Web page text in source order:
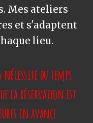
Mes ateliers
et s'adaptent
lieu.
dutemps
la réservation est
en avance